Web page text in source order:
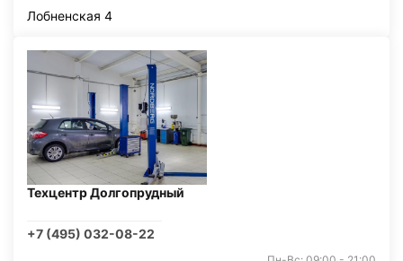
Лобненская 4
Техцентр Долгопрудный
+7 (495) 032-08-22